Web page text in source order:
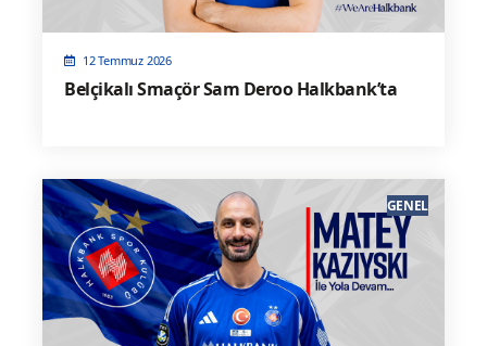
12 Temmuz 2026
Belçikalı Smaçör Sam Deroo Halkbank’ta
GENEL